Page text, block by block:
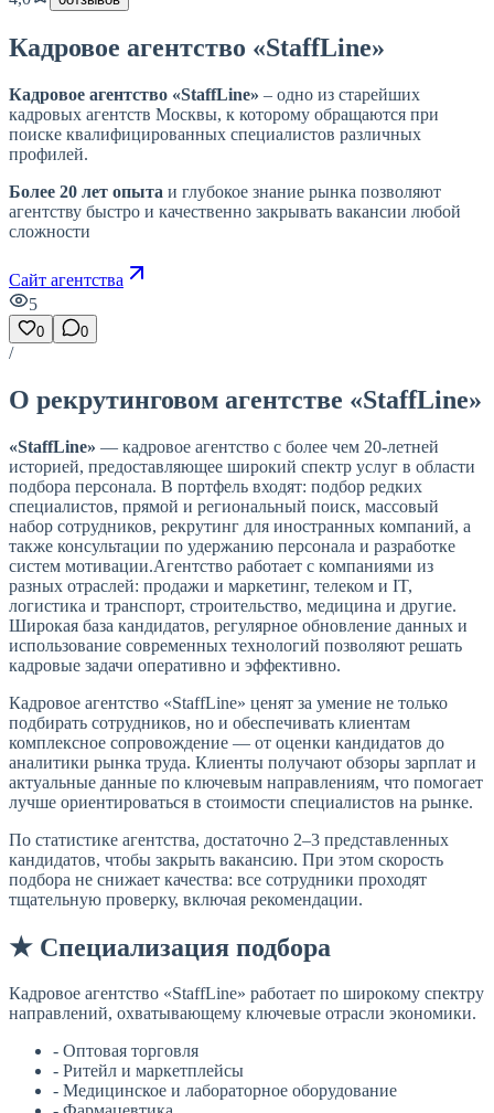
Кадровое агентство «StaffLine»
Кадровое агентство «StaffLine» – одно из старейших
кадровых агентств Москвы, к которому обращаются при
поиске квалифицированных специалистов различных
профилей.
Более 20 лет опыта и глубокое знание рынка позволяют
агентству быстро и качественно закрывать вакансии любой
сложности
Сайт агентства
5
0 0
/
О рекрутинговом агентстве «StaffLine»
«StaffLine» — кадровое агентство с более чем 20-летней
историей, предоставляющее широкий спектр услуг в области
подбора персонала. В портфель входят: подбор редких
специалистов, прямой и региональный поиск, массовый
набор сотрудников, рекрутинг для иностранных компаний, а
также консультации по удержанию персонала и разработке
систем мотивации.Агентство работает с компаниями из
разных отраслей: продажи и маркетинг, телеком и IT,
логистика и транспорт, строительство, медицина и другие.
Широкая база кандидатов, регулярное обновление данных и
использование современных технологий позволяют решать
кадровые задачи оперативно и эффективно.
Кадровое агентство «StaffLine» ценят за умение не только
подбирать сотрудников, но и обеспечивать клиентам
комплексное сопровождение — от оценки кандидатов до
аналитики рынка труда. Клиенты получают обзоры зарплат и
актуальные данные по ключевым направлениям, что помогает
лучше ориентироваться в стоимости специалистов на рынке.
По статистике агентства, достаточно 2–3 представленных
кандидатов, чтобы закрыть вакансию. При этом скорость
подбора не снижает качества: все сотрудники проходят
тщательную проверку, включая рекомендации.
★ Специализация подбора
Кадровое агентство «StaffLine» работает по широкому спектру
направлений, охватывающему ключевые отрасли экономики.
- Оптовая торговля
- Ритейл и маркетплейсы
- Медицинское и лабораторное оборудование